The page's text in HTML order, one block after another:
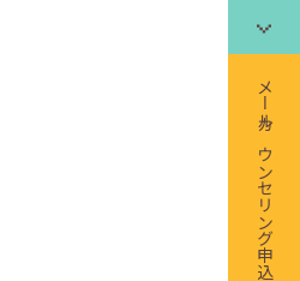
メールカウンセリング申込